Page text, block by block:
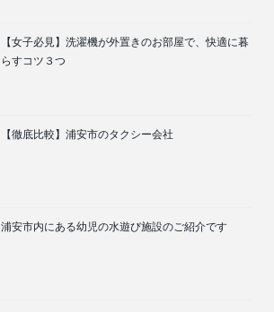
【女子必見】洗濯機が外置きのお部屋で、快適に暮
らすコツ３つ
【徹底比較】浦安市のタクシー会社
浦安市内にある幼児の水遊び施設のご紹介です